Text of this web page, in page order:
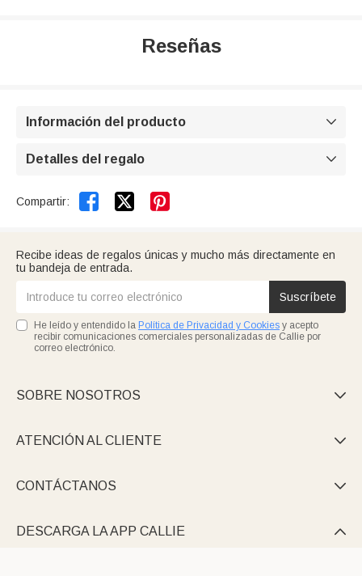
Reseñas
Información del producto 
Detalles del regalo 
Compartir:  
Recibe ideas de regalos únicas y mucho más directamente en
tu bandeja de entrada.
Suscríbete
He leído y entendido la Política de Privacidad y Cookies y acepto
recibir comunicaciones comerciales personalizadas de Callie por
correo electrónico.
SOBRE NOSOTROS 
ATENCIÓN AL CLIENTE 
CONTÁCTANOS 
DESCARGA LA APP CALLIE 